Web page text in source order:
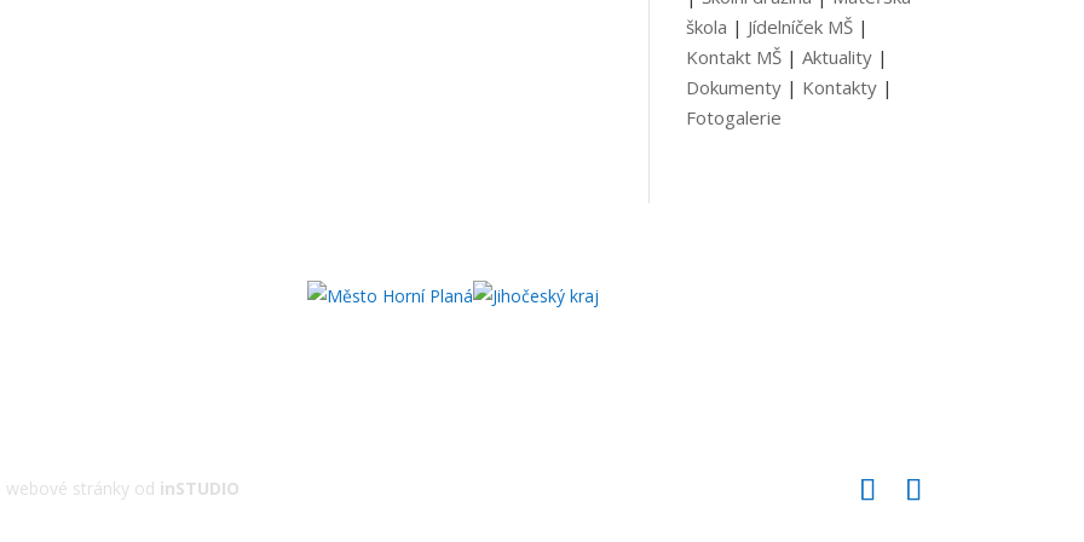
škola | Jídelníček MŠ |
Kontakt MŠ |Aktuality |
Dokumenty | Kontakty |
Fotogalerie
stránky od inSTUDIO